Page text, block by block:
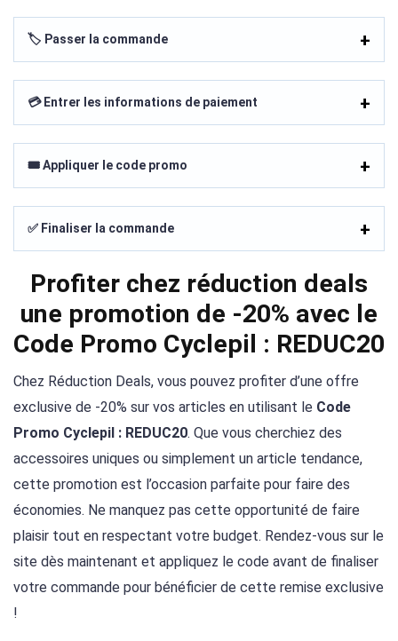
🏷️ Passer la commande
💳 Entrer les informations de paiement
🎟️ Appliquer le code promo
✅ Finaliser la commande
Profiter chez réduction deals
une promotion de -20% avec le
Code Promo Cyclepil : REDUC20
Chez Réduction Deals, vous pouvez profiter d’une offre
exclusive de -20% sur vos articles en utilisant le Code
Promo Cyclepil : REDUC20. Que vous cherchiez des
accessoires uniques ou simplement un article tendance,
cette promotion est l’occasion parfaite pour faire des
économies. Ne manquez pas cette opportunité de faire
plaisir tout en respectant votre budget. Rendez-vous sur le
site dès maintenant et appliquez le code avant de finaliser
votre commande pour bénéficier de cette remise exclusive
!